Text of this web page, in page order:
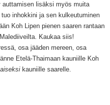
auttamisen lisäksi myös muita
inhokkini ja sen kulkeutuminen
Koh Lipen pienen saaren rantaan
Kaukaa siis!
osa jääden mereen, osa
Etelä-Thaimaan kauniille Koh
kauniille saarelle.